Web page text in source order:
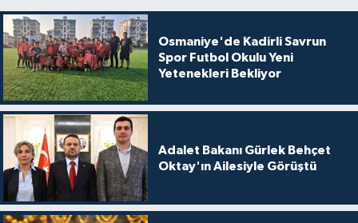
Osmaniye'de Kadirli Savrun
Spor Futbol Okulu Yeni
Yetenekleri Bekliyor
Adalet Bakanı Gürlek Behçet
Oktay'ın Ailesiyle Görüştü